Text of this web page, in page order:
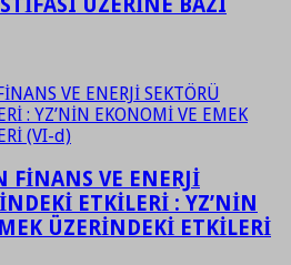
ÜZERİNE BAZI
FİNANS VE ENERJİ
ETKİLERİ : YZ’NİN
ÜZERİNDEKİ ETKİLERİ